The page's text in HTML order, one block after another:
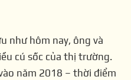
như hôm nay, ông và
cú sốc của thị trường.
năm 2018 – thời điểm